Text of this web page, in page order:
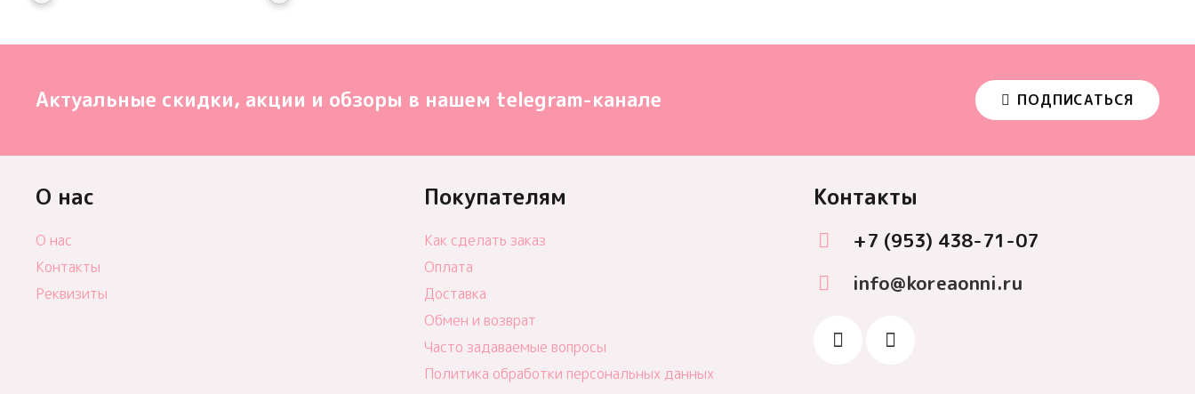
Актуальные скидки, акции и обзоры в нашем telegram-канале ПОДПИСАТЬСЯ
О нас
О нас
Контакты
Реквизиты
Покупателям
Как сделать заказ
Оплата
Доставка
Обмен и возврат
Часто задаваемые вопросы
Политика обработки персональных данных
Контакты
+7 (953) 438-71-07
info@koreaonni.ru